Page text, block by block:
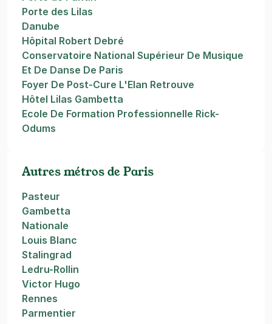
Porte des Lilas
Danube
Hôpital Robert Debré
Conservatoire National Supérieur De Musique
Et De Danse De Paris
Foyer De Post-Cure L'Elan Retrouve
Hôtel Lilas Gambetta
Ecole De Formation Professionnelle Rick-
Odums
Autres métros de Paris
Pasteur
Gambetta
Nationale
Louis Blanc
Stalingrad
Ledru-Rollin
Victor Hugo
Rennes
Parmentier